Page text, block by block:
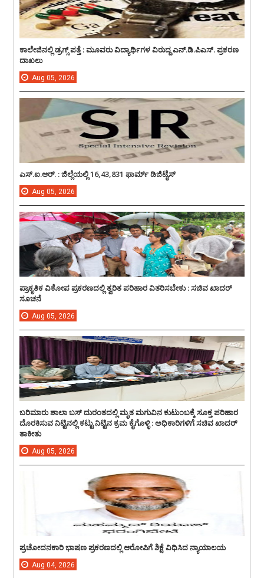
ಕಾಲೇಜಿನಲ್ಲಿ ಡ್ರಗ್ಸ್ ಪತ್ತೆ : ಮೂವರು ವಿದ್ಯಾರ್ಥಿಗಳ ವಿರುದ್ದ ಎನ್.ಡಿ.ಪಿಎಸ್. ಪ್ರಕರಣ
ದಾಖಲು
Aug 05, 2026
ಎಸ್.ಐ.ಆರ್. : ಜಿಲ್ಲೆಯಲ್ಲಿ 16,43,831 ಫಾರ್ಮ್ ಡಿಜಿಟೈಸ್
Aug 05, 2026
ಪ್ರಾಕೃತಿಕ ವಿಕೋಪ ಪ್ರಕರಣದಲ್ಲಿ ತ್ವರಿತ ಪರಿಹಾರ ವಿತರಿಸಬೇಕು : ಸಚಿವ ಖಾದರ್
ಸೂಚನೆ
Aug 05, 2026
ಬರಿಮಾರು ಶಾಲಾ ಬಸ್ ದುರಂತದಲ್ಲಿ ಮೃತ ಮಗುವಿನ ಕುಟುಂಬಕ್ಕೆ ಸೂಕ್ತ ಪರಿಹಾರ
ದೊರಕಿಸುವ ನಿಟ್ಟಿನಲ್ಲಿ ಕಟ್ಟು ನಿಟ್ಟಿನ ಕ್ರಮ ಕೈಗೊಳ್ಳಿ : ಅಧಿಕಾರಿಗಳಿಗೆ ಸಚಿವ ಖಾದರ್
ತಾಕೀತು
Aug 05, 2026
ಪ್ರಚೋದನಕಾರಿ ಭಾಷಣ ಪ್ರಕರಣದಲ್ಲಿ ಆರೋಪಿಗೆ ಶಿಕ್ಷೆ ವಿಧಿಸಿದ ನ್ಯಾಯಾಲಯ
Aug 04, 2026